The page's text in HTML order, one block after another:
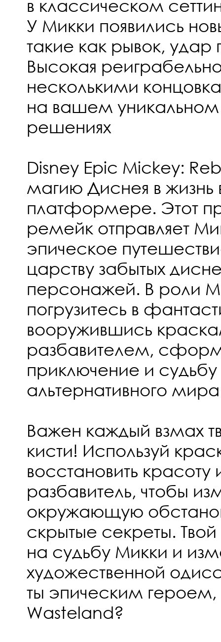
в классическом
У Микки появились
такие как рывок,
Высокая
несколькими
на вашем уникальном
решениях
Disney Epic Mickey:
магию Диснея в жизнь
платформере. Этот
ремейк отправляет
эпическое
царству забытых
персонажей. В роли
погрузитесь в
вооружившись
разбавителем,
приключение и судьбу
альтернативного
Важен каждый взмах
кисти! Используй
восстановить
разбавитель, чтобы
окружающую
скрытые секреты.
на судьбу Микки и
художественной
ты эпическим
Wasteland?